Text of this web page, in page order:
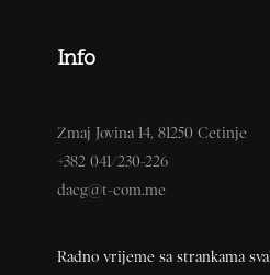
Info
Zmaj Jovina 14, 81250 Cetinje
+382 041/230-226
dacg@t-com.me
Radno vrijeme sa strankama